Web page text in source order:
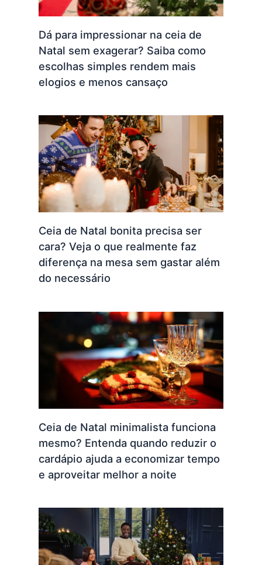
Dá para impressionar na ceia de
Natal sem exagerar? Saiba como
escolhas simples rendem mais
elogios e menos cansaço
Ceia de Natal bonita precisa ser
cara? Veja o que realmente faz
diferença na mesa sem gastar além
do necessário
Ceia de Natal minimalista funciona
mesmo? Entenda quando reduzir o
cardápio ajuda a economizar tempo
e aproveitar melhor a noite